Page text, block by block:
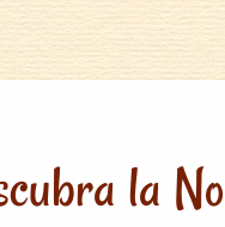
la